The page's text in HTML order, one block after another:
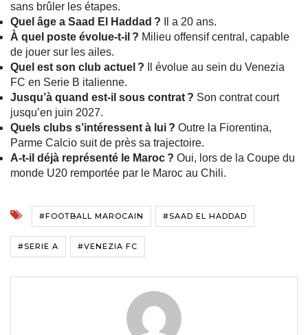
sans brûler les étapes.
Quel âge a Saad El Haddad ? Il a 20 ans.
À quel poste évolue-t-il ? Milieu offensif central, capable
de jouer sur les ailes.
Quel est son club actuel ? Il évolue au sein du Venezia
FC en Serie B italienne.
Jusqu’à quand est-il sous contrat ? Son contrat court
jusqu’en juin 2027.
Quels clubs s’intéressent à lui ? Outre la Fiorentina,
Parme Calcio suit de près sa trajectoire.
A-t-il déjà représenté le Maroc ? Oui, lors de la Coupe du
monde U20 remportée par le Maroc au Chili.
#FOOTBALL MAROCAIN #SAAD EL HADDAD
#SERIE A #VENEZIA FC